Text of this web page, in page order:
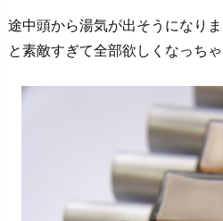
途中頭から湯気が出そうになり
と素敵すぎて全部欲しくなっちゃ